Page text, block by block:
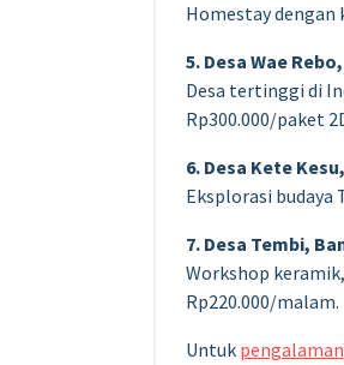
Homestay dengan
5. Desa Wae
Desa tertinggi di
Rp300.000/paket
6. Desa Kete
Eksplorasi budaya
7. Desa Tembi,
Workshop
Rp220.000/malam.
Untuk pengalaman